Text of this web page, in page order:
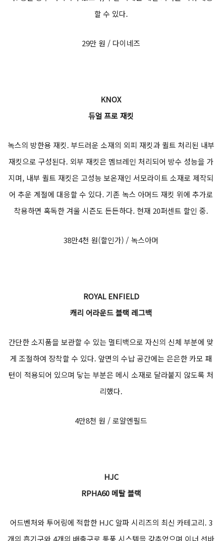
할 수 있다.
29만 원 / 다이네즈
KNOX
듀얼 프로 재킷
녹스의 방한용 재킷. 부드러운 소재의 외피 재킷과 퀼트 처리된 내부
재킷으로 구성된다. 외부 재킷은 멤브레인 처리되어 방수 성능을 가
지며, 내부 퀼트 재킷은 고성능 보온재인 서모라이트 소재로 제작되
어 추운 계절에 대응할 수 있다. 기존 녹스 아머드 재킷 위에 추가로
착용하면 혹독한 겨울 시즌도 든든하다. 현재 20퍼센트 할인 중.
38만4천 원(할인가) / 녹스아머
ROYAL ENFIELD
캐리 어라운드 블랙 레그백
간단한 소지품을 보관할 수 있는 멀티백으로 자신의 신체 부분에 맞
게 조절하여 장착할 수 있다. 앞면의 수납 공간에는 은은한 카모 패
턴이 적용되어 있으며 닿는 부분은 메시 소재로 달라붙지 않도록 처
리했다.
4만8천 원 / 로얄엔필드
HJC
RPHA60 메탈 블랙
어드벤처와 투어링에 적합한 HJC 알파 시리즈의 최신 카테고리. 3